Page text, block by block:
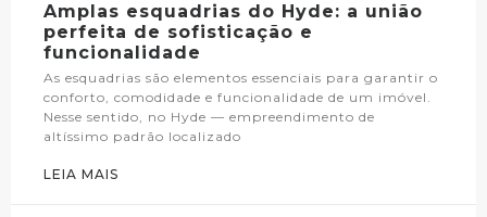
Amplas esquadrias do Hyde: a união
perfeita de sofisticação e
funcionalidade
As esquadrias são elementos essenciais para garantir o
conforto, comodidade e funcionalidade de um imóvel.
Nesse sentido, no Hyde — empreendimento de
altíssimo padrão localizado
LEIA MAIS